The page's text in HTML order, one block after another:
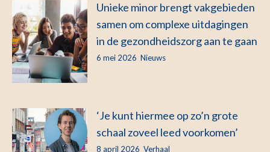
Unieke minor brengt vakgebieden
samen om complexe uitdagingen
in de gezondheidszorg aan te gaan
6 mei 2026 Nieuws
‘Je kunt hiermee op zo’n grote
schaal zoveel leed voorkomen’
8 april 2026 Verhaal